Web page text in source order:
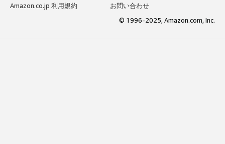
Amazon.co.jp 利用規約
お問い合わせ
© 1996-2025, Amazon.com, Inc.